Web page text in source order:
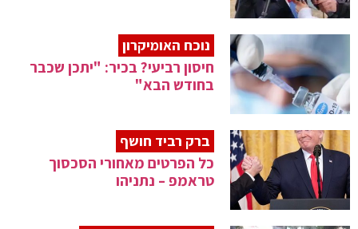
נוכח האומיקרון
חיסון רביעי? בכיר: "יתכן שכבר
בחודש הבא"
ברק רביד חושף
כל הפרטים מאחורי הסכסוך
טראמפ – נתניהו